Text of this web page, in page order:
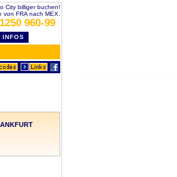
City billiger buchen!
von FRA nach MEX.
960-99
INFOS